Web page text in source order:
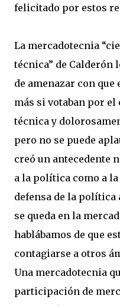
felicitado por estos
La mercadotecnia
técnica” de Calderón
de amenazar con
más si votaban por
técnica y
pero no se puede
creó un antecedente
a la política como a
defensa de la
se queda en la
hablábamos de que
contagiarse a otros
Una mercadotecnia
participación de